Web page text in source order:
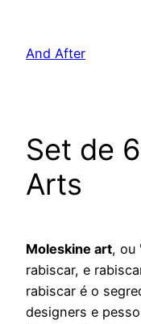
And After
Set de
Arts
Moleskine art, ou
rabiscar, e
rabiscar é o
designers e